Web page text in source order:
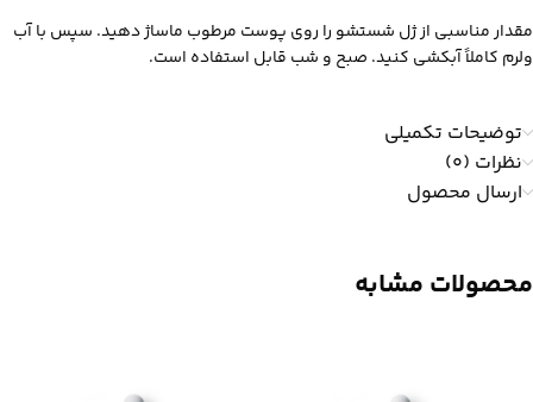
مقدار مناسبی از ژل شستشو را روی پوست مرطوب ماساژ دهید. سپس با آب
ولرم کاملاً آبکشی کنید. صبح و شب قابل استفاده است.
توضیحات تکمیلی
نظرات (0)
ارسال محصول
محصولات مشابه